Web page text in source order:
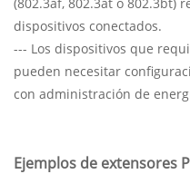
dispositivos conectados.
--- Los dispositivos que
pueden necesitar
con administración de
Ejemplos de extensores